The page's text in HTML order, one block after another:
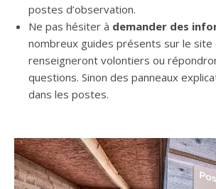
postes d’observation.
Ne pas hésiter à demander des
nombreux guides présents sur le site
renseigneront volontiers ou
questions. Sinon des panneaux
dans les postes.